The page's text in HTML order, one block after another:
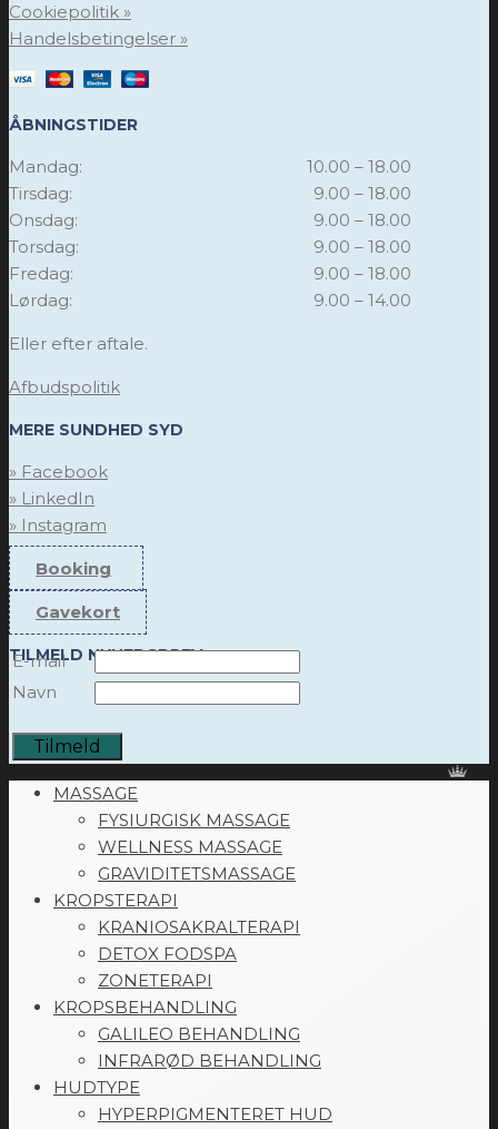
Cookiepolitik »
Handelsbetingelser »
ÅBNINGSTIDER
Mandag:
10.00 – 18.00
Tirsdag:
9.00 – 18.00
Onsdag:
9.00 – 18.00
Torsdag:
9.00 – 18.00
Fredag:
9.00 – 18.00
Lørdag:
9.00 – 14.00
Eller efter aftale.
Afbudspolitik
MERE SUNDHED SYD
» Facebook
» LinkedIn
» Instagram
Booking
Gavekort
TILMELD NYHEDSBREV
E-mail
Navn
MASSAGE
FYSIURGISK MASSAGE
WELLNESS MASSAGE
GRAVIDITETSMASSAGE
KROPSTERAPI
KRANIOSAKRALTERAPI
DETOX FODSPA
ZONETERAPI
KROPSBEHANDLING
GALILEO BEHANDLING
INFRARØD BEHANDLING
HUDTYPE
HYPERPIGMENTERET HUD